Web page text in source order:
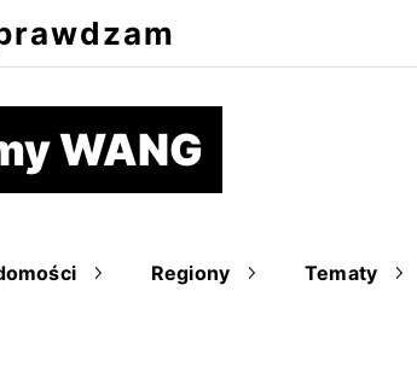
WANG
Regiony Tematy